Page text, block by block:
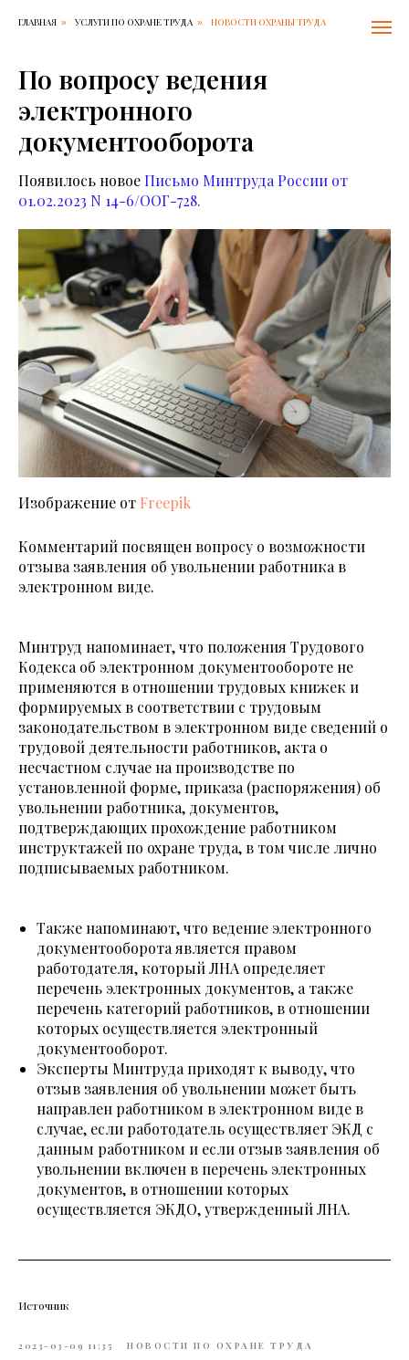
ГЛАВНАЯ » УСЛУГИ ПО ОХРАНЕ ТРУДА » НОВОСТИ ОХРАНЫ ТРУДА
По вопросу ведения
электронного
документооборота
Появилось новое Письмо Минтруда России от
01.02.2023 N 14-6/ООГ-728.
Изображение от Freepik
Комментарий посвящен вопросу о возможности
отзыва заявления об увольнении работника в
электронном виде.
Минтруд напоминает, что положения Трудового
Кодекса об электронном документообороте не
применяются в отношении трудовых книжек и
формируемых в соответствии с трудовым
законодательством в электронном виде сведений о
трудовой деятельности работников, акта о
несчастном случае на производстве по
установленной форме, приказа (распоряжения) об
увольнении работника, документов,
подтверждающих прохождение работником
инструктажей по охране труда, в том числе лично
подписываемых работником.
Также напоминают, что ведение электронного
документооборота является правом
работодателя, который ЛНА определяет
перечень электронных документов, а также
перечень категорий работников, в отношении
которых осуществляется электронный
документооборот.
Эксперты Минтруда приходят к выводу, что
отзыв заявления об увольнении может быть
направлен работником в электронном виде в
случае, если работодатель осуществляет ЭКД с
данным работником и если отзыв заявления об
увольнении включен в перечень электронных
документов, в отношении которых
осуществляется ЭКДО, утвержденный ЛНА.
Источник
2023-03-09 11:35 НОВОСТИ ПО ОХРАНЕ ТРУДА